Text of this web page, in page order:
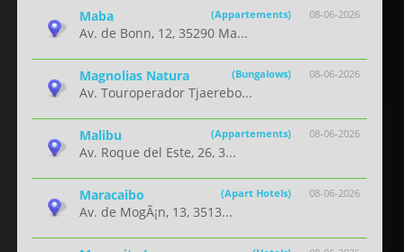
08-06-2026
Maba (Appartements)
Av. de Bonn, 12, 35290 Ma...
08-06-2026
Magnolias Natura (Bungalows)
Av. Touroperador Tjaerebo...
08-06-2026
Malibu (Appartements)
Av. Roque del Este, 26, 3...
08-06-2026
Maracaibo (Apart Hotels)
Av. de MogÃ¡n, 13, 3513...